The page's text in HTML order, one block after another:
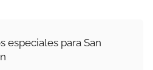
especiales para San